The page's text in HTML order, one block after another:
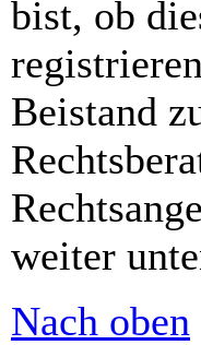
bist, ob
Beistand
weiter
Nach oben